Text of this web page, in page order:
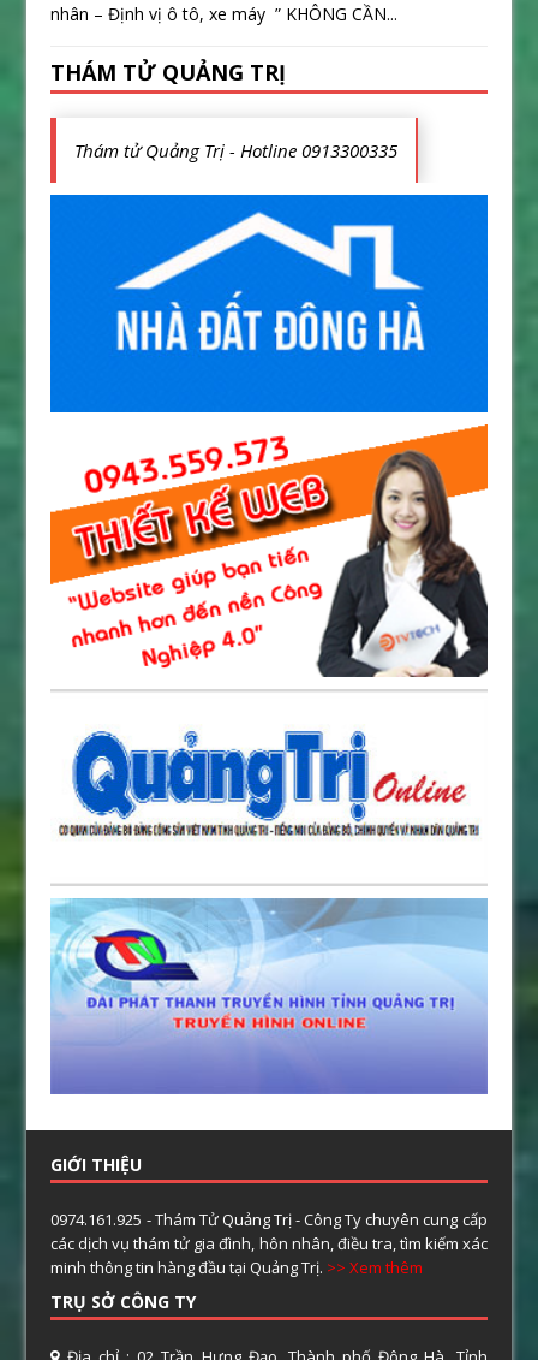
nhân – Định vị ô tô, xe máy ” KHÔNG CẦN...
THÁM TỬ QUẢNG TRỊ
Thám tử Quảng Trị - Hotline 0913300335
GIỚI THIỆU
0974.161.925 - Thám Tử Quảng Trị - Công Ty chuyên cung cấp
các dịch vụ thám tử gia đình, hôn nhân, điều tra, tìm kiếm xác
minh thông tin hàng đầu tại Quảng Trị. >> Xem thêm
TRỤ SỞ CÔNG TY